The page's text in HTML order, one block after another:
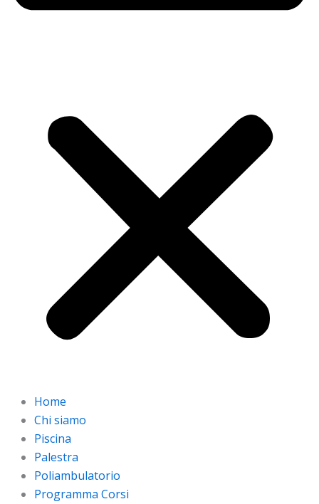
Home
Chi siamo
Piscina
Palestra
Poliambulatorio
Programma Corsi